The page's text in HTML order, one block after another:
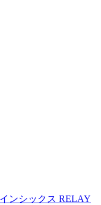
ンシックス RELAY